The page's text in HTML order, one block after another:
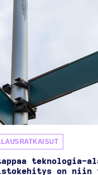
tappaa
on niin